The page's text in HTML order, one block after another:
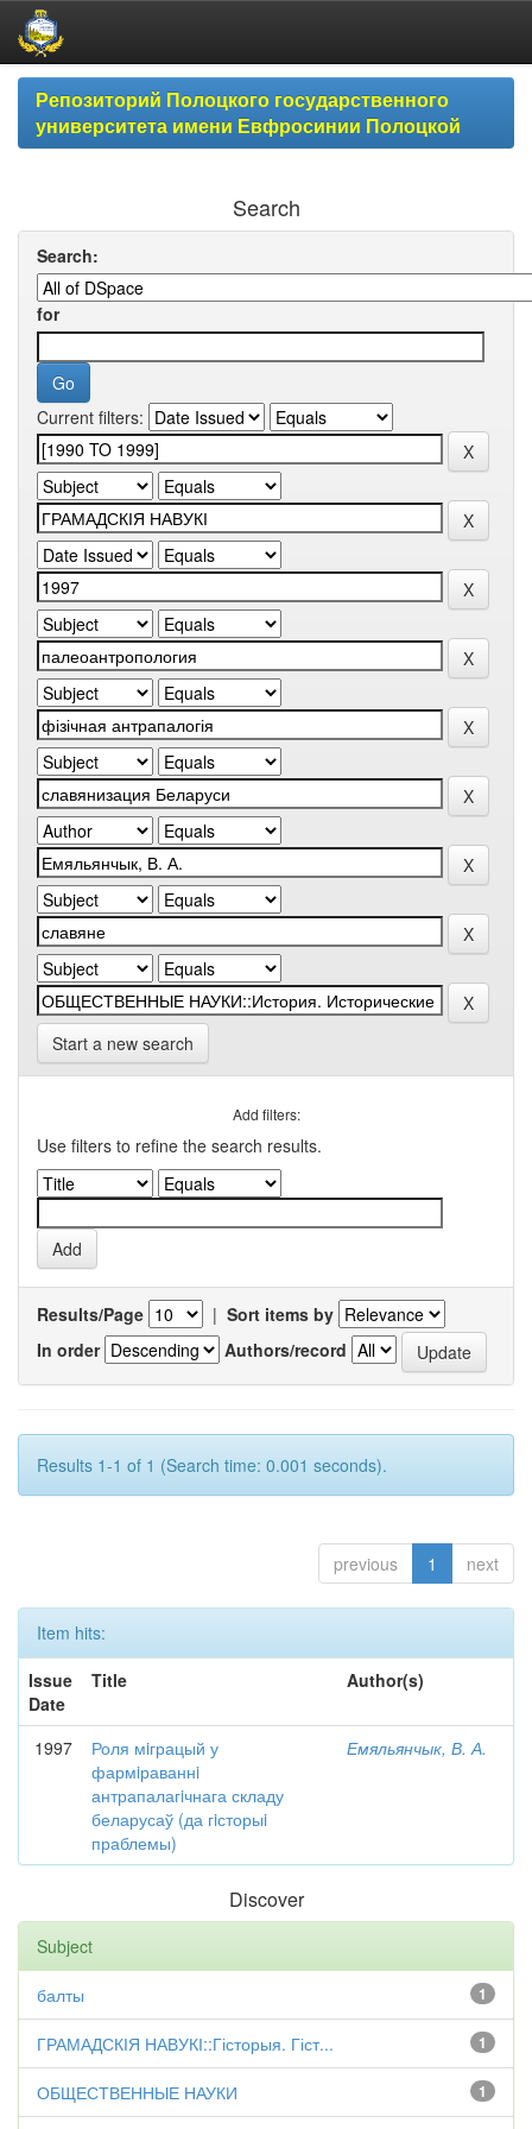
Skip
navigationРепозиторий Полоцкого государственного
университета имени Евфросинии Полоцкой
Search
Search:
for
Current filters:
Start a new search
Add filters:
Use filters to refine the search results.
Results/Page | Sort items by
In order
Authors/record
Results 1-1 of 1 (Search time: 0.001 seconds).
previous 1 next
Item hits:
Issue
Date
Title Author(s)
1997
Роля мiграцый у
фармiраваннi
антрапалагiчнага складу
беларусаў (да гiсторыi
праблемы)
Емяльянчык, В. А.
Discover
Subject
1
балты
1
ГРАМАДСКІЯ НАВУКІ::Гісторыя. Гіст...
1
ОБЩЕСТВЕННЫЕ НАУКИ